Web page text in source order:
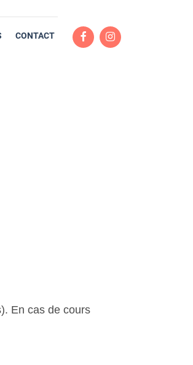
CONTACT
En cas de cours